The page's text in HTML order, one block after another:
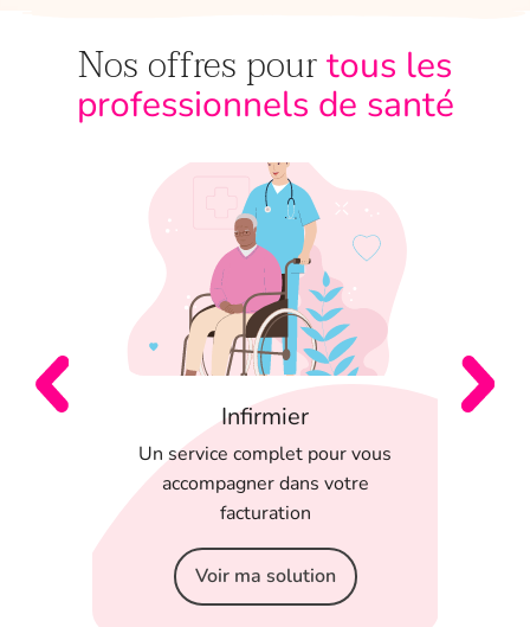
Nos offres pourtous les
professionnels de santé
Infirmier
Un service complet pour vous
accompagner dans votre
facturation
Voir ma solution